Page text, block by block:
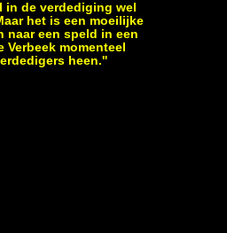
in de verdediging wel
het is een moeilijke
naar een speld in een
momenteel
heen.''